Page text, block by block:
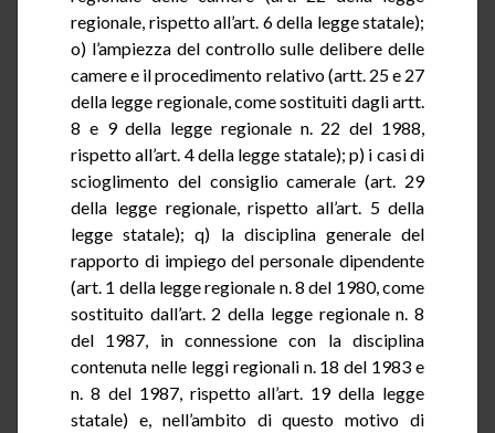
regionale, rispetto all’art. 6 della legge statale);
o) l’ampiezza del controllo sulle delibere delle
camere e il procedimento relativo (artt. 25 e 27
della legge regionale, come sostituiti dagli artt.
8 e 9 della legge regionale n. 22 del 1988,
rispetto all’art. 4 della legge statale); p) i casi di
scioglimento del consiglio camerale (art. 29
della legge regionale, rispetto all’art. 5 della
legge statale); q) la disciplina generale del
rapporto di impiego del personale dipendente
(art. 1 della legge regionale n. 8 del 1980, come
sostituito dall’art. 2 della legge regionale n. 8
del 1987, inconnessione con la disciplina
contenuta nelle leggi regionali n. 18 del 1983 e
n. 8 del 1987, rispetto all’art. 19 della legge
statale) e, nell’ambito di questo motivo di